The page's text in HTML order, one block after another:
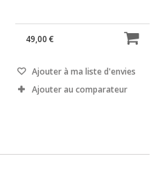
49,00 €
Ajouter à ma liste d'envies
Ajouter au comparateur